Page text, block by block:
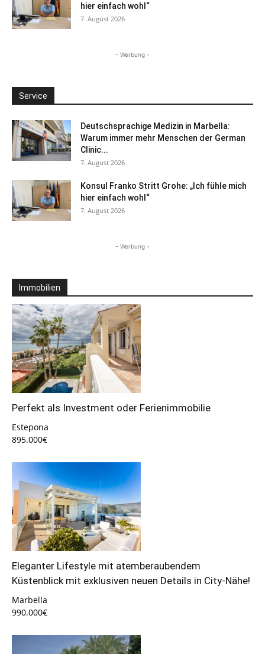
hier einfach wohl“
7. August 2026
- Werbung -
Service
Deutschsprachige Medizin in Marbella:
Warum immer mehr Menschen der German
Clinic...
7. August 2026
Konsul Franko Stritt Grohe: „Ich fühle mich
hier einfach wohl“
7. August 2026
- Werbung -
Immobilien
Perfekt als Investment oder Ferienimmobilie
Estepona
895.000€
Eleganter Lifestyle mit atemberaubendem
Küstenblick mit exklusiven neuen Details in City-Nähe!
Marbella
990.000€